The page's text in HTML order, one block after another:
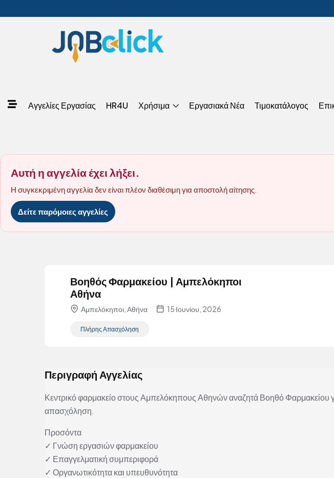
Αγγελίες Εργασίας HR4U Χρήσιμα Εργασιακά Νέα Τιμοκατάλογος
Αυτή η αγγελία έχει λήξει.
Η συγκεκριμένη αγγελία δεν είναι πλέον διαθέσιμη για αποστολή αίτησης.
Δείτε παρόμοιες αγγελίες
Βοηθός Φαρμακείου | Αμπελόκηποι
Αθήνα
Αμπελόκηποι, Αθήνα 15 Ιουνίου, 2026
Πλήρης Απασχόληση
Περιγραφή Αγγελίας
Κεντρικό φαρμακείο στους Αμπελόκηπους Αθηνών αναζητά Βοηθό Φαρμακείου
απασχόληση.
Προσόντα
✓ Γνώση εργασιών φαρμακείου
✓ Επαγγελματική συμπεριφορά
✓ Οργανωτικότητα και υπευθυνότητα